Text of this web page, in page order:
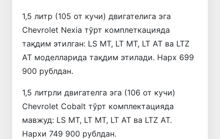
1,5 литр (105 от кучи) двигателига эга
Chevrolet Nexia тўрт комплеткацияда
тақдим этилган: LS MТ, LT MT, LT AT ва LTZ
AT моделларида тақдим этилади. Нарх 699
900 рублдан.
1,5 литрли двигателга эга (106 от кучи)
Chevrolet Cobalt тўрт комплектацияда
мавжуд: LS MТ, LT MT, LT AT ва LTZ AT.
Нархи 749 900 рублдан.